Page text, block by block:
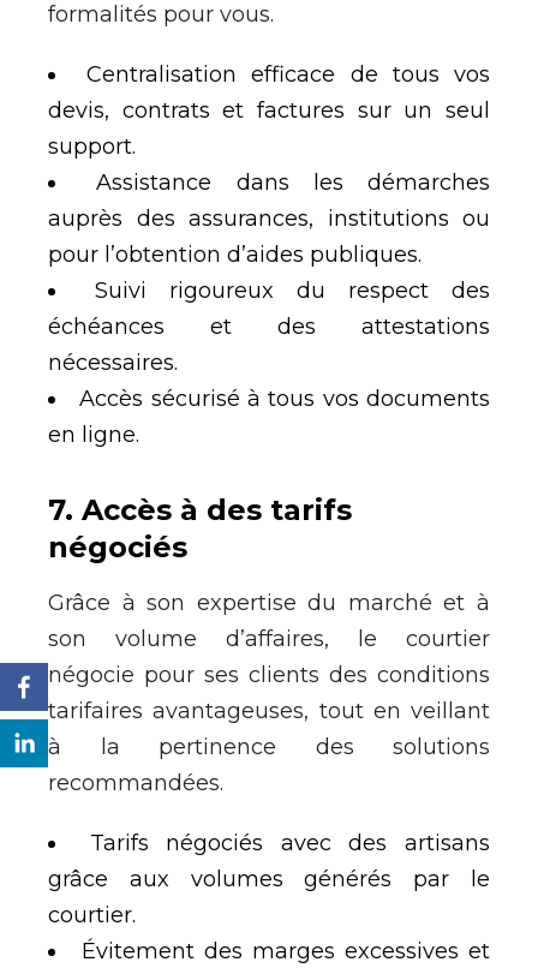
formalités pour vous.
Centralisation efficace de tous vos
devis, contrats et factures sur un seul
support.
Assistance dans les démarches
auprès des assurances, institutions ou
pour l’obtention d’aides publiques.
Suivi rigoureux du respect des
échéances et des attestations
nécessaires.
Accès sécurisé à tous vos documents
en ligne.
7. Accès à des tarifs
négociés
Grâce à son expertise du marché et à
son volume d’affaires, le courtier
négocie pour ses clients des conditions
tarifaires avantageuses, tout en veillant
à la pertinence des solutions
recommandées.
Tarifs négociés avec des artisans
grâce aux volumes générés par le
courtier.
Évitement des marges excessives et